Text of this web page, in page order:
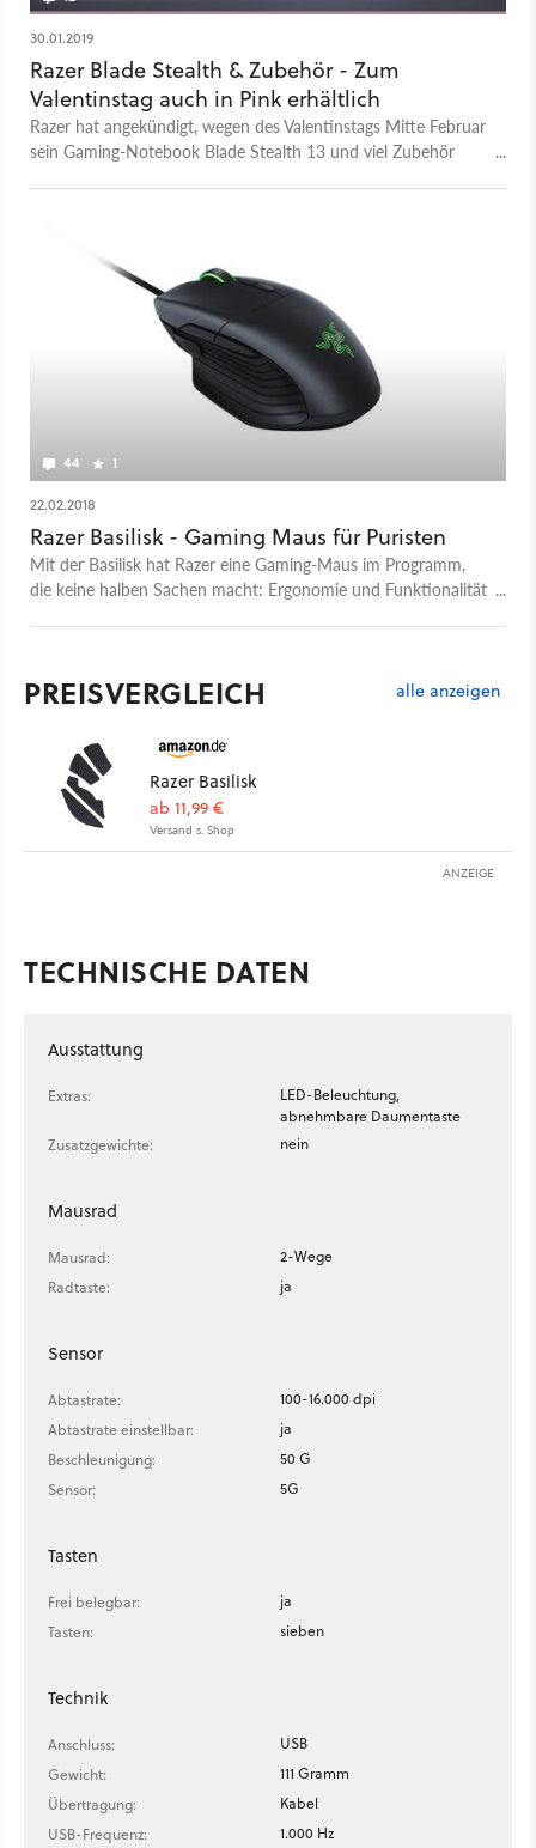
30.01.2019
Razer Blade Stealth & Zubehör - Zum
Valentinstag auch in Pink erhältlich
Razer hat angekündigt, wegen des Valentinstags Mitte Februar
sein Gaming-Notebook Blade Stealth 13 und viel Zubehör
44 1
22.02.2018
Razer Basilisk - Gaming Maus für Puristen
Mit der Basilisk hat Razer eine Gaming-Maus im Programm,
die keine halben Sachen macht: Ergonomie und Funktionalität
PREISVERGLEICH alle anzeigen
Razer Basilisk
ab 11,99 €
Versand s. Shop
ANZEIGE
TECHNISCHE DATEN
Ausstattung
Extras:
LED-Beleuchtung,
abnehmbare Daumentaste
Zusatzgewichte:
nein
Mausrad
Mausrad:
2-Wege
Radtaste:
ja
Sensor
Abtastrate:
100-16.000 dpi
Abtastrate einstellbar:
ja
Beschleunigung:
50 G
Sensor:
5G
Tasten
Frei belegbar:
ja
Tasten:
sieben
Technik
Anschluss:
USB
Gewicht:
111 Gramm
Übertragung:
Kabel
USB-Frequenz:
1.000 Hz